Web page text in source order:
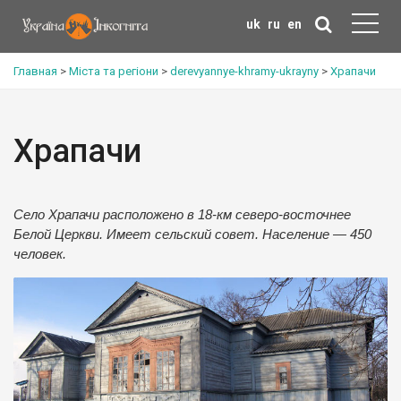
uk ru en
Главная > Міста та регіони > derevyannye-khramy-ukrayny > Храпачи
Храпачи
Село Храпачи расположено в 18-км северо-восточнее
Белой Церкви. Имеет сельский совет. Население — 450
человек.